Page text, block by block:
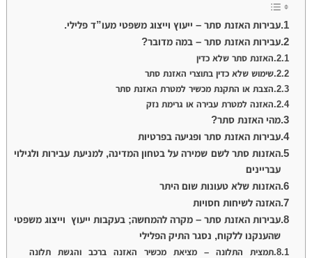
עבירות האזנת סתר – ייעוץ וייצוג משפטי מעו”ד פלילי.
עבירות האזנת סתר – במה מדובר?
האזנת סתר שלא כדין
שימוש שלא כדין בתוצרי האזנת סתר
הצבת או התקנת מכשיר למטרת האזנת סתר
האזנה למטרת עבירה או גרימת נזק
מהי האזנת סתר?
עבירות האזנת סתר ופגיעה בפרטיות
האזנות סתר לשם שמירה על בטחון המדינה, למניעת עבירות ולגילוי
עבריינים
האזנות שלא טעונות שום היתר
האזנה לשיחות חסויות
עבירות האזנת סתר – מקרה להמחשה; בעקבות ייעוץ וייצוג משפטי
שהענקנו ללקוח, נסגר התיק הפלילי
תמצית התלונה – מציאת מכשיר האזנה ברכב והגשת תלונה